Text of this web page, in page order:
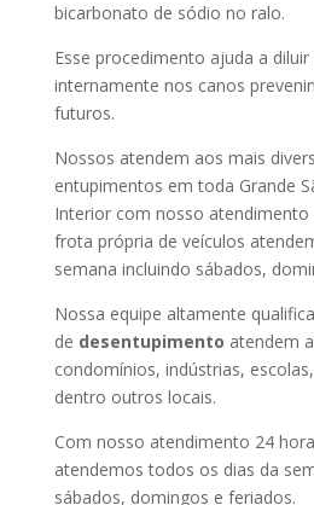
bicarbonato de sódio no ralo.
Esse procedimento ajuda a
internamente nos canos
futuros.
Nossos atendem aos mais
entupimentos em toda Grande
Interior com nosso atendimento
frota própria de veículos
semana incluindo sábados,
Nossa equipe altamente
de desentupimento atendem
condomínios, indústrias,
dentro outros locais.
Com nosso atendimento 24
atendemos todos os dias da
sábados, domingos e feriados.